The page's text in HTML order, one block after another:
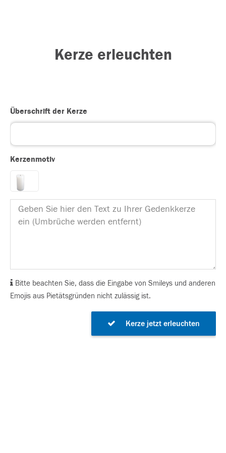
Kerze erleuchten
Überschrift der Kerze
Kerzenmotiv
Bitte beachten Sie, dass die Eingabe von Smileys und anderen
Emojis aus Pietätsgründen nicht zulässig ist.
Kerze jetzt erleuchten